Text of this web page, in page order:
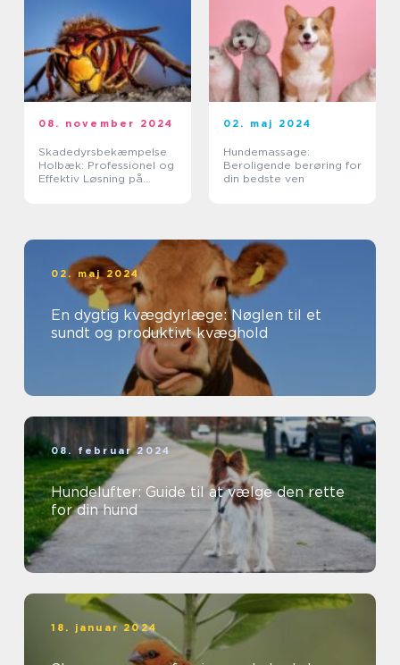
08. november 2024
Skadedyrsbekæmpelse
Holbæk: Professionel og
Effektiv Løsning på
02. maj 2024
Hundemassage:
Beroligende berøring for
din bedste ven
02. maj 2024
En dygtig kvægdyrlæge: Nøglen til et
sundt og produktivt kvæghold
08. februar 2024
Hundelufter: Guide til at vælge den rette
for din hund
18. januar 2024